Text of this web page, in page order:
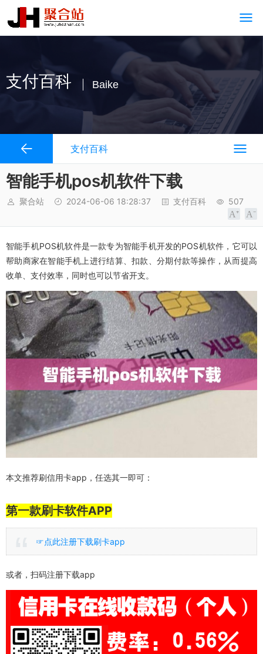
支付百科 Baike
支付百科
智能手机pos机软件下载
聚合站 2024-06-06 18:28:37 支付百科 507
智能手机POS机软件是一款专为智能手机开发的POS机软件，它可以
帮助商家在智能手机上进行结算、扣款、分期付款等操作，从而提高
收单、支付效率，同时也可以节省开支。
本文推荐刷信用卡app，任选其一即可：
第一款刷卡软件APP
☞点此注册下载刷卡app
或者，扫码注册下载app